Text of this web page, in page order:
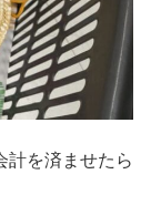
計を済ませたら